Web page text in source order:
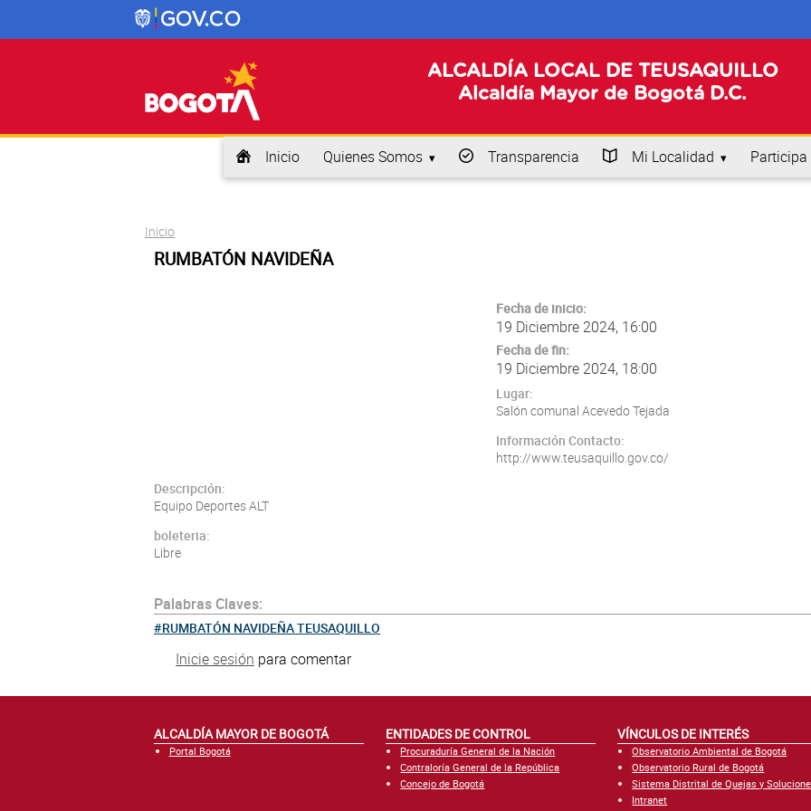
ALCALDÍA LOCAL DE TEUSAQUILLO
Alcaldía Mayor de Bogotá D.C.
Inicio Quienes Somos Transparencia Mi Localidad Participa
Usted está aquí
Inicio
RUMBATÓN NAVIDEÑA
Fecha de inicio:
19 Diciembre 2024, 16:00
Fecha de fin:
19 Diciembre 2024, 18:00
Lugar:
Salón comunal Acevedo Tejada
Información Contacto:
http://www.teusaquillo.gov.co/
Descripción:
Equipo Deportes ALT
boleteria:
Libre
Palabras Claves:
RUMBATÓN NAVIDEÑA TEUSAQUILLO
Inicie sesión para comentar
ALCALDÍA MAYOR DE BOGOTÁ
Portal Bogotá
ENTIDADES DE CONTROL
Procuraduría General de la Nación
Contraloría General de la República
Concejo de Bogotá
VÍNCULOS DE INTERÉS
Observatorio Ambiental de Bogotá
Observatorio Rural de Bogotá
Sistema Distrital de Quejas y
Intranet